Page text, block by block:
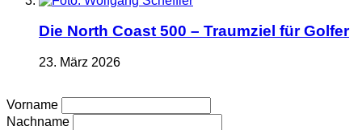
Die North Coast 500 – Traumziel für Golfer
23. März 2026
Vorname
Nachname